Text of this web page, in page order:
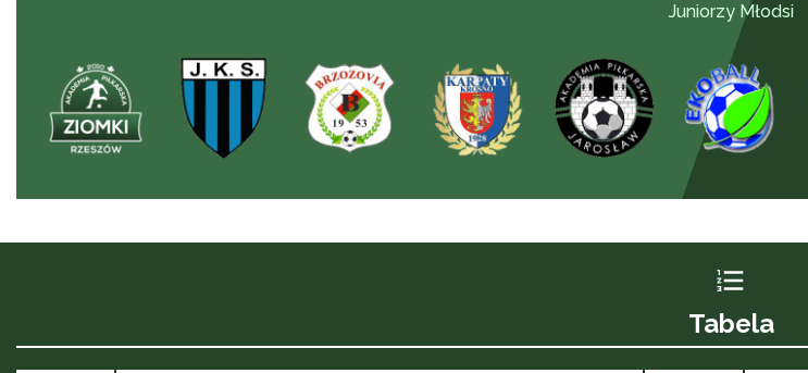
Juniorzy Młodsi
Tabela